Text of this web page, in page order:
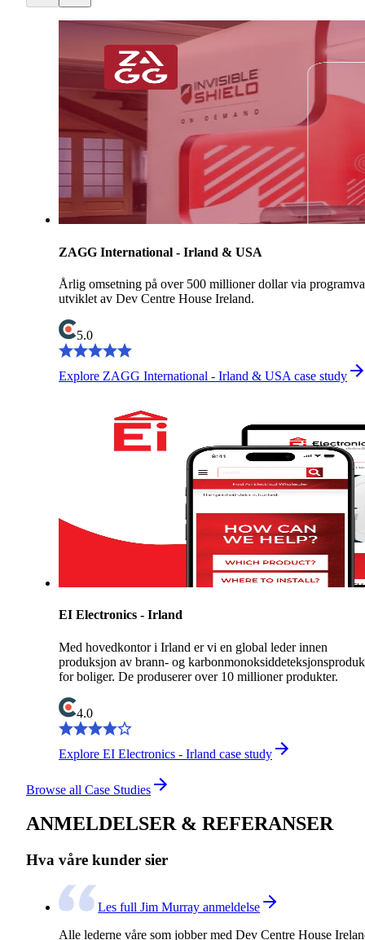
ZAGG International - Irland & USA
Årlig omsetning på over 500 millioner dollar via
utviklet av Dev Centre House Ireland.
5.0
Explore ZAGG International - Irland & USA case study
EI Electronics - Irland
Med hovedkontor i Irland er vi en global leder innen
produksjon av brann- og
for boliger. De produserer over 10 millioner produkter.
4.0
Explore EI Electronics - Irland case study
Browse all Case Studies
ANMELDELSER & REFERANSER
Hva våre kunder sier
Les full Jim Murray anmeldelse
Alle lederne våre som jobber med Dev Centre House